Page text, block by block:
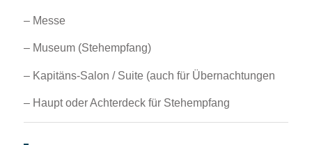
– Messe
– Museum (Stehempfang)
– Kapitäns-Salon / Suite (auch für Übernachtungen
– Haupt oder Achterdeck für Stehempfang